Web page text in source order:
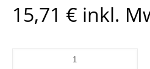
15,71 € inkl.